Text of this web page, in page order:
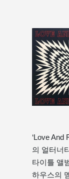
‘Love And
의 얼터너
타이틀 앨
하우스의